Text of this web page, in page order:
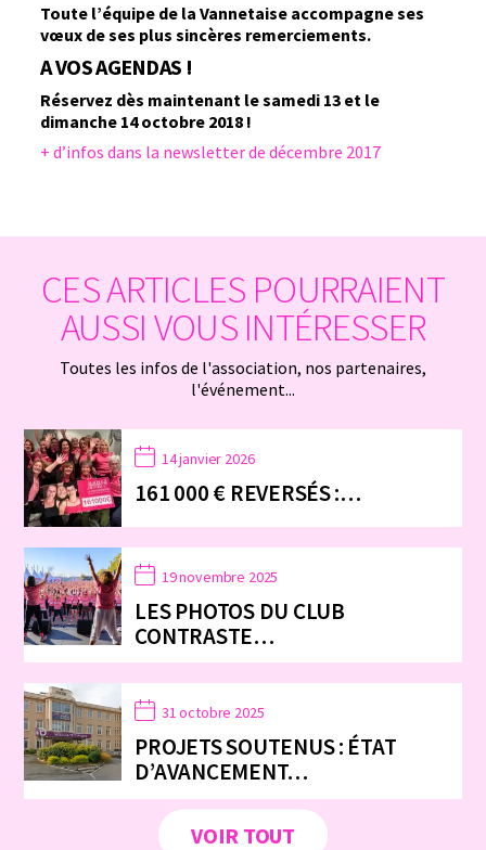
Toute l’équipe de la Vannetaise accompagne ses
vœux de ses plus sincères remerciements.
A VOS AGENDAS !
Réservez dès maintenant le samedi 13 et le
dimanche 14 octobre 2018 !
+ d’infos dans la newsletter de décembre 2017
CES ARTICLES POURRAIENT
AUSSI VOUS INTÉRESSER
Toutes les infos de l'association, nos partenaires,
l'événement...
VOIR TOUT
14 janvier 2026
161 000 € REVERSÉS :…
19 novembre 2025
LES PHOTOS DU CLUB
CONTRASTE…
31 octobre 2025
PROJETS SOUTENUS : ÉTAT
D’AVANCEMENT…